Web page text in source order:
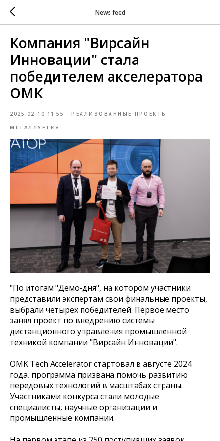
News feed
Компания "Вирсайн
Инновации" стала
победителем акселератора
ОМК
2025-02-10 11:55
РЕАЛИЗОВАННЫЕ ПРОЕКТЫ
МЕТАЛЛУРГИЯ
"По итогам "Демо-дня", на котором участники
представили экспертам свои финальные проекты,
выбрали четырех победителей. Первое место
занял проект по внедрению системы
дистанционного управления промышленной
техникой компании "Вирсайн Инновации".
OMK Tech Accelerator стартовал в августе 2024
года, программа призвана помочь развитию
передовых технологий в масштабах страны.
Участниками конкурса стали молодые
специалисты, научные организации и
промышленные компании.